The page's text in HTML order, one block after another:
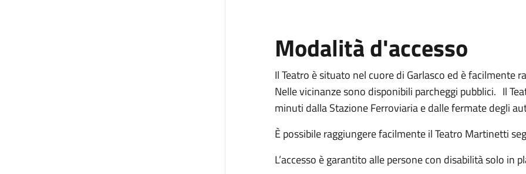
Modalità d'accesso
Il Teatro è situato nel cuore di Garlasco ed è facilmente
Nelle vicinanze sono disponibili parcheggi pubblici. Il
minuti dalla Stazione Ferroviaria e dalle fermate degli
È possibile raggiungere facilmente il Teatro Martinetti
L’accesso è garantito alle persone con disabilità solo in